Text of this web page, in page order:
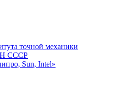
точной механики
СССР
Sun, Intel»